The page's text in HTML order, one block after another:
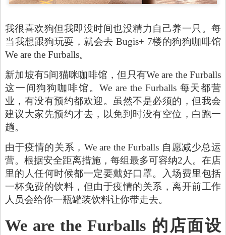
我很喜欢狗但我即没时间也没精力自己养一只。每
当我想跟狗玩耍，就会去 Bugis+ 7楼的狗狗咖啡馆
We are the Furballs。
新加坡有5间猫咪咖啡馆，但只有We are the Furballs
这一间狗狗咖啡馆。We are the Furballs 每天都营
业，有没有预约都欢迎。虽然不是必须的，但我会
建议大家先预约才去，以免到时没有空位，白跑一
趟。
由于疫情的关系，We are the Furballs 自愿减少总运
营。根据安全距离措施，每组最多可容纳2人。在店
里的人任何时候都一定要戴好口罩。入场费里包括
一杯免费的饮料，但由于疫情的关系，离开前工作
人员会给你一瓶罐装饮料让你带走去。
We are the Furballs 的店面设